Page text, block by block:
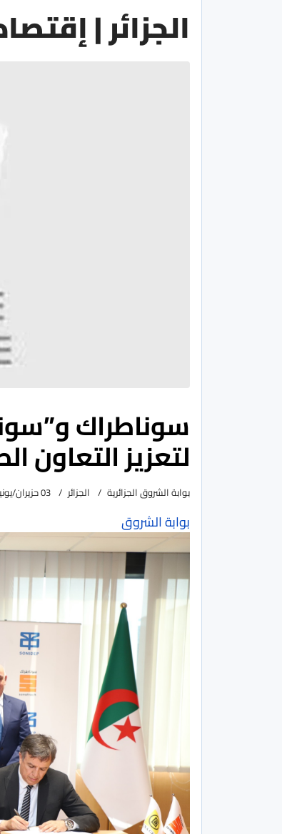
الجزائر |
سوناطراك
لتعزيز التعاون
بوابة الشروق الجزائرية الجزائر 03 حزيران/يونيو 2026
بوابة الشروق